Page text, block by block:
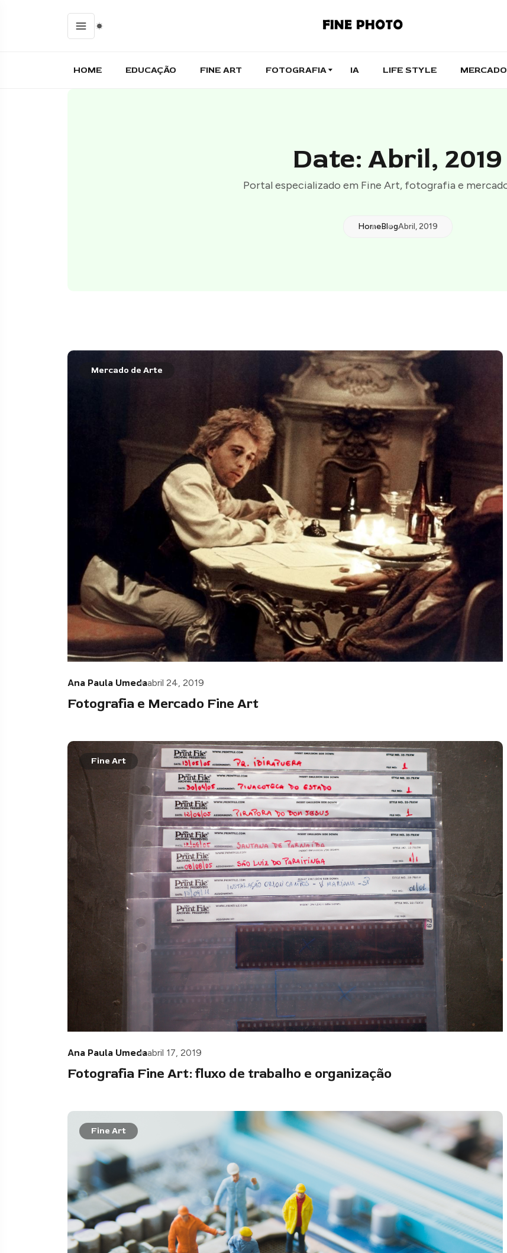
HOME EDUCAÇÃO FINE ART FOTOGRAFIA IA LIFE STYLE
Date: Abril, 2019
Portal especializado em Fine Art, fotografia e
HomeBlogAbril, 2019
Mercado de Arte
Ana Paula Umedaabril 24, 2019
Fotografia e Mercado Fine Art
Fine Art
Ana Paula Umedaabril 17, 2019
Fotografia Fine Art: fluxo de trabalho e organização
Fine Art